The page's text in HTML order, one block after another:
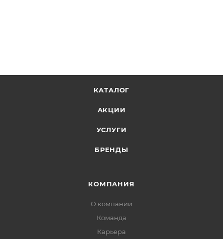
КАТАЛОГ
АКЦИИ
УСЛУГИ
БРЕНДЫ
КОМПАНИЯ
О компании
Команда
Карьера